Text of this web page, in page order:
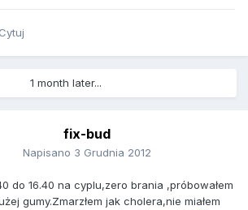
Cytuj
1 month later...
fix-bud
Napisano 3 Grudnia 2012
do 16.40 na cyplu,zero brania ,próbowałem
gumy.Zmarzłem jak cholera,nie miałem